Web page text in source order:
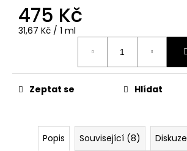
475 Kč
Měrná
31,67 Kč / 1 ml
Zeptat se Hlídat
Popis Související (8) Diskuze
D
o
r
u